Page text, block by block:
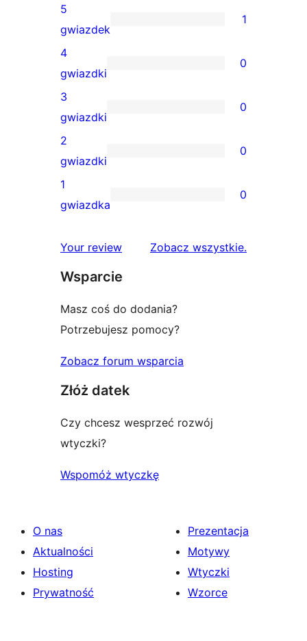
1
recenzja
5-
gwiazdkowa
5
gwiazdek
1
0
recenzji
4-
gwiazdkowych
4
gwiazdki
0
0
recenzji
3-
gwiazdkowych
3
gwiazdki
0
0
recenzji
2-
2
gwiazdki
0
0
1-
1
gwiazdka
0
Your review Zobacz wszystkierecenzje
.
Wsparcie
Masz coś do dodania?
Potrzebujesz pomocy?
Zobacz forum wsparcia
Złóż datek
Czy chcesz wesprzeć rozwój
wtyczki?
Wspomóż wtyczkę
O nas
Aktualności
Hosting
Prywatność
Prezentacja
Motywy
Wtyczki
Wzorce